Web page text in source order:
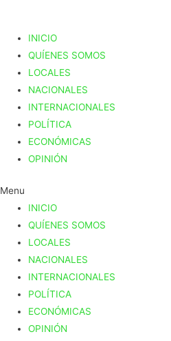
INICIO
QUÍENES SOMOS
LOCALES
NACIONALES
INTERNACIONALES
POLÍTICA
ECONÓMICAS
OPINIÓN
Menu
INICIO
QUÍENES SOMOS
LOCALES
NACIONALES
INTERNACIONALES
POLÍTICA
ECONÓMICAS
OPINIÓN